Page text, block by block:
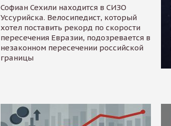
Софиан Сехили находится в СИЗО
Уссурийска. Велосипедист, который
хотел поставить рекорд по скорости
пересечения Евразии, подозревается в
незаконном пересечении российской
границы